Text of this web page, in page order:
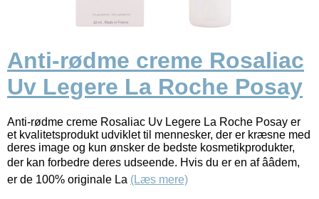
Anti-rødme creme Rosaliac
Uv Legere La Roche Posay
Anti-rødme creme Rosaliac Uv Legere La Roche Posay er
et kvalitetsprodukt udviklet til mennesker, der er kræsne med
deres image og kun ønsker de bedste kosmetikprodukter,
der kan forbedre deres udseende. Hvis du er en af ââdem,
er de 100% originale La (Læs mere)